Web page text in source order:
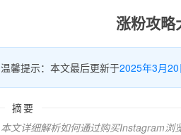
涨粉攻
温馨提示：本文最后更新于2025年3月
摘要
本文详细解析如何通过购买Instagram浏